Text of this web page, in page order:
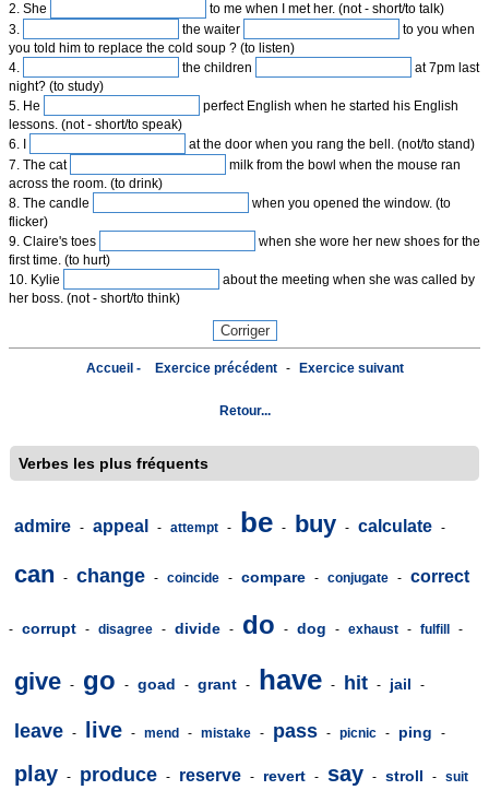
2. She
to me when I met her. (not - short/to talk)
3.
the waiter
to you when
you told him to replace the cold soup ? (to listen)
4.
the children
at 7pm last
night? (to study)
5. He
perfect English when he started his English
lessons. (not - short/to speak)
6. I
at the door when you rang the bell. (not/to stand)
7. The cat
milk from the bowl when the mouse ran
across the room. (to drink)
8. The candle
when you opened the window. (to
flicker)
9. Claire's toes
when she wore her new shoes for the
first time. (to hurt)
10. Kylie
about the meeting when she was called by
her boss. (not - short/to think)
Accueil - Exercice précédent - Exercice suivant
Retour...
Verbes les plus fréquents
admire - appeal - attempt - be - buy - calculate -
can - change - coincide - compare - conjugate - correct
- corrupt - disagree - divide - do - dog - exhaust - fulfill -
give - go - goad - grant - have - hit - jail -
leave - live - mend - mistake - pass - picnic - ping -
play - produce - reserve - revert - say - stroll - suit